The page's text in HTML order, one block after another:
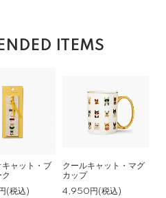
ITEMS
キャット・ブ
(税込)
クールキャット・マグ
カップ
4,950円(税込)